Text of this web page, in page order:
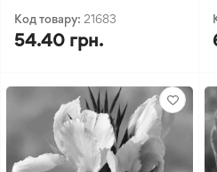
Код товару: 21683
54.40 грн.